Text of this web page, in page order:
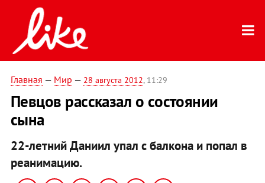
Главная — Мир — 28 августа 2012, 11:29
Певцов рассказал о состоянии
сына
22-летний Даниил упал с балкона и попал в
реанимацию.